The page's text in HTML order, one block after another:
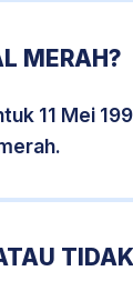
MERAH?
11 Mei